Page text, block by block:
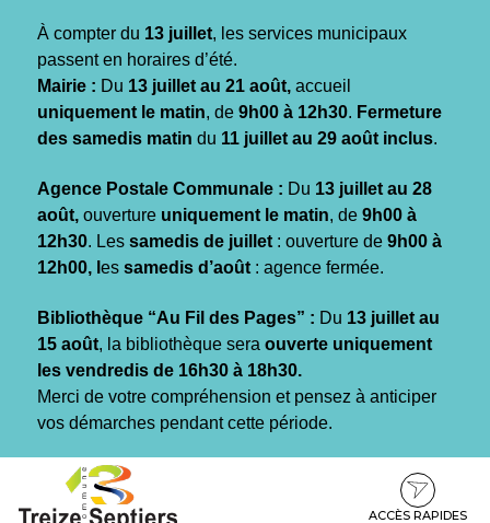
À compter du 13 juillet, les services municipaux
passent en horaires d’été.
Mairie : Du 13 juillet au 21 août, accueil
uniquement le matin, de 9h00 à 12h30. Fermeture
des samedis matin du 11 juillet au 29 août inclus.
Agence Postale Communale : Du 13 juillet au 28
août, ouverture uniquement le matin, de 9h00 à
12h30. Les samedis de juillet : ouverture de 9h00 à
12h00, l es samedis d’août : agence fermée.
Bibliothèque “Au Fil des Pages” : Du 13 juillet au
15 août, la bibliothèque sera ouverte uniquement
les vendredis de 16h30 à 18h30.
Merci de votre compréhension et pensez à anticiper
vos démarches pendant cette période.
contenu
pied
ACCÈS RAPIDES